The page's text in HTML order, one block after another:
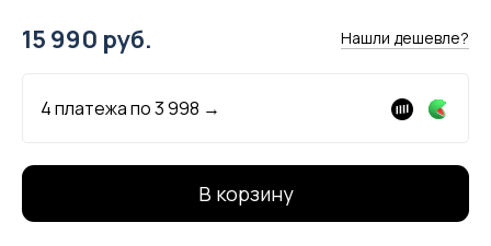
15 990 руб. Нашли дешевле?
4 платежа по3 998 →
В корзину